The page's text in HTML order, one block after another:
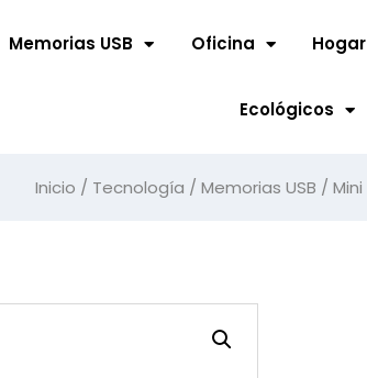
Memorias USB Oficina Hogar
Ecológicos
Inicio / Tecnología / Memorias USB / Mini